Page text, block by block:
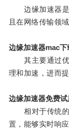
边缘加速器是
且在网络传输领
边缘加速器mac下
其主要通过优
理和加速，进而
边缘加速器免费试
相对于传统的
置，能够实时响